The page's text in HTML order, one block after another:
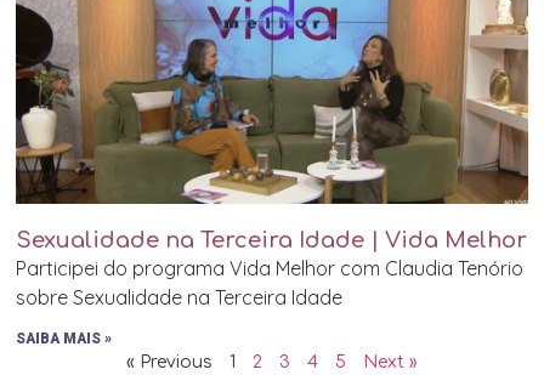
Sexualidade na Terceira Idade | Vida Melhor
Participei do programa Vida Melhor com Claudia Tenório
sobre Sexualidade na Terceira Idade
SAIBA MAIS »
« Previous 1 2 3 4 5 Next »